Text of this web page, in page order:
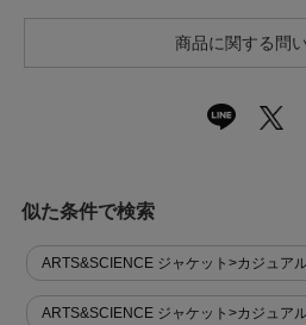
商品に関する問
似た条件で検索
ARTS&SCIENCE ジャケット>カジュア
ARTS&SCIENCE ジャケット>カジュア